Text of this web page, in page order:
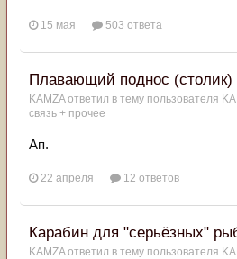
15 мая 503 ответа
Плавающий поднос (столик)
KAMZAответил в тему пользователя
связь + прочее
Ап.
22 апреля 12 ответов
Карабин для "серьёзных"
KAMZAответил в тему пользователя